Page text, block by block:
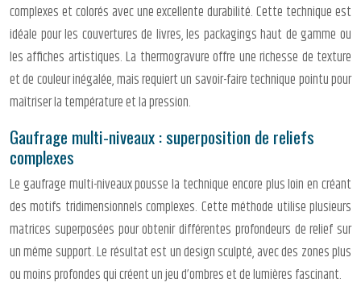
complexes et colorés avec une excellente durabilité. Cette technique est
idéale pour les couvertures de livres, les packagings haut de gamme ou
les affiches artistiques. La thermogravure offre une richesse de texture
et de couleur inégalée, mais requiert un savoir-faire technique pointu pour
maîtriser la température et la pression.
Gaufrage multi-niveaux : superposition de reliefs
complexes
Le gaufrage multi-niveaux pousse la technique encore plus loin en créant
des motifs tridimensionnels complexes. Cette méthode utilise plusieurs
matrices superposées pour obtenir différentes profondeurs de relief sur
un même support. Le résultat est un design sculpté, avec des zones plus
ou moins profondes qui créent un jeu d’ombres et de lumières fascinant.